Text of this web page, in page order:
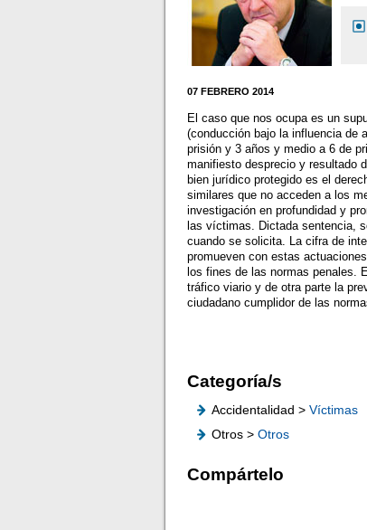
07 FEBRERO 2014
El caso que nos ocupa es un
(conducción bajo la influencia de
prisión y 3 años y medio a 6 de
manifiesto desprecio y resultado
bien jurídico protegido es el
similares que no acceden a los
investigación en profundidad y
las víctimas. Dictada sentencia,
cuando se solicita. La cifra de
promueven con estas
los fines de las normas penales.
tráfico viario y de otra parte la
ciudadano cumplidor de las
Categoría/s
Accidentalidad >Víctimas
Otros >Otros
Compártelo